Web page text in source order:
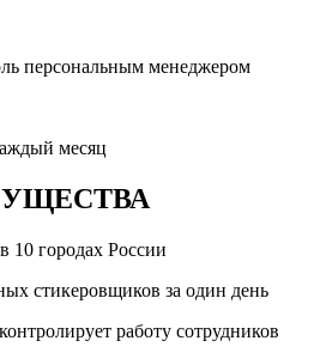
персональным менеджером
месяц
10 городах России
стикеровщиков за один день
работу сотрудников